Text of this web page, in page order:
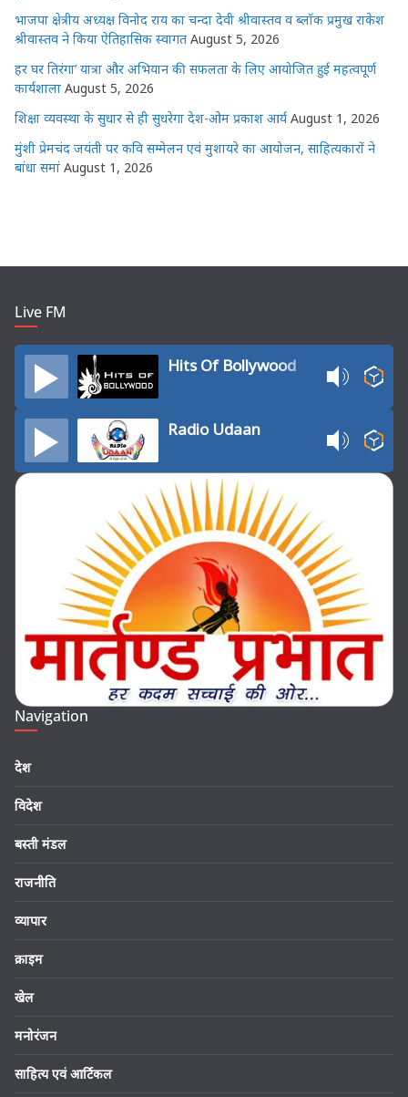
भाजपा क्षेत्रीय अध्यक्ष विनोद राय का चन्दा देवी श्रीवास्तव व ब्लॉक प्रमुख राकेश
श्रीवास्तव ने किया ऐतिहासिक स्वागत August 5, 2026
हर घर तिरंगा’ यात्रा और अभियान की सफलता के लिए आयोजित हुई महत्वपूर्ण
कार्यशाला August 5, 2026
शिक्षा व्यवस्था के सुधार से ही सुधरेगा देश-ओम प्रकाश आर्य August 1, 2026
मुंशी प्रेमचंद जयंती पर कवि सम्मेलन एवं मुशायरे का आयोजन, साहित्यकारों ने
बांधा समां August 1, 2026
Live FM
Hits Of Bollywood
Radio Udaan
Navigation
देश
विदेश
बस्ती मंडल
राजनीति
व्यापार
क्राइम
खेल
मनोरंजन
साहित्य एवं आर्टिकल